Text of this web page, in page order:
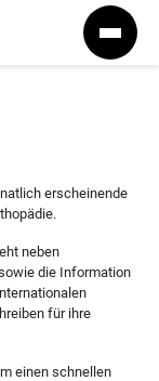
erscheinende
neben
die Information
für ihre
einen schnellen